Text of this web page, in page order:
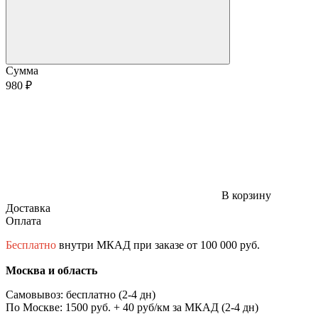
Сумма
980 ₽
В корзину
Доставка
Оплата
Бесплатно внутри МКАД при заказе от 100 000 руб.
Москва и область
Самовывоз: бесплатно (2-4 дн)
По Москве: 1500 руб. + 40 руб/км за МКАД (2-4 дн)